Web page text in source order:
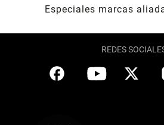
Especiales marcas
REDES